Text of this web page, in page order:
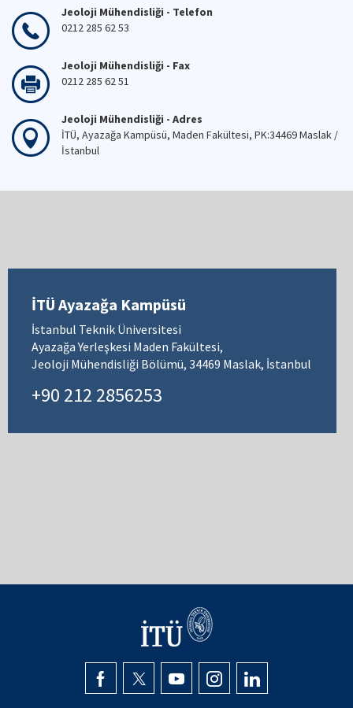
Jeoloji Mühendisliği - Telefon
0212 285 62 53
Jeoloji Mühendisliği - Fax
0212 285 62 51
Jeoloji Mühendisliği - Adres
İTÜ, Ayazağa Kampüsü, Maden Fakültesi, PK:34469 Maslak /
İstanbul
İTÜ Ayazağa Kampüsü
İstanbul Teknik Üniversitesi
Ayazağa Yerleşkesi Maden Fakültesi,
Jeoloji Mühendisliği Bölümü, 34469 Maslak, İstanbul
+90 212 2856253